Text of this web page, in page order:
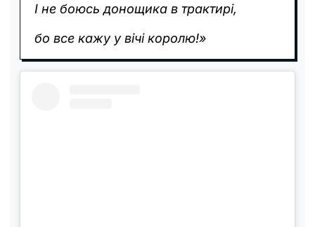
І не боюсь донощика в трактирі,
бо все кажу у вічі королю!»